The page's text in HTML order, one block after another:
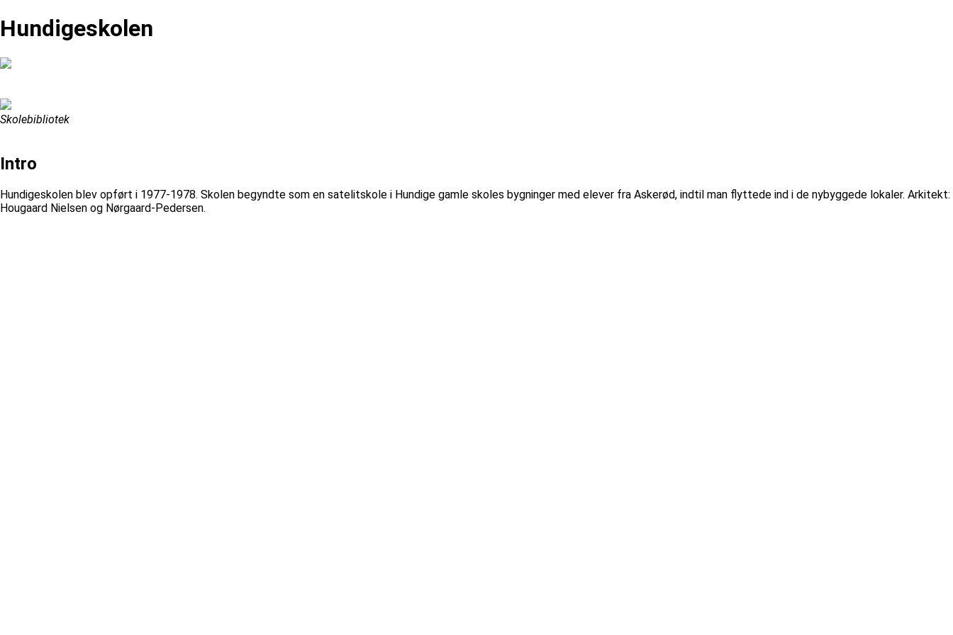
Hundigeskolen
Skolebibliotek
Intro
Hundigeskolen blev opført i 1977-1978. Skolen begyndte som en satelitskole i Hundige gamle skoles bygninger med elever fra Askerød, indtil man flyttede ind i de nybyggede lokaler. Arkitekt:
Hougaard Nielsen og Nørgaard-Pedersen.